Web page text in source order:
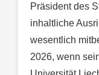
Präsident des
inhaltliche
wesentlich
2026, wenn